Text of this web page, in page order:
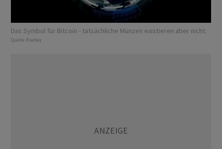
Das Symbol für Bitcoin - tatsächliche Münzen existieren aber nicht.
Quelle: Pixabay